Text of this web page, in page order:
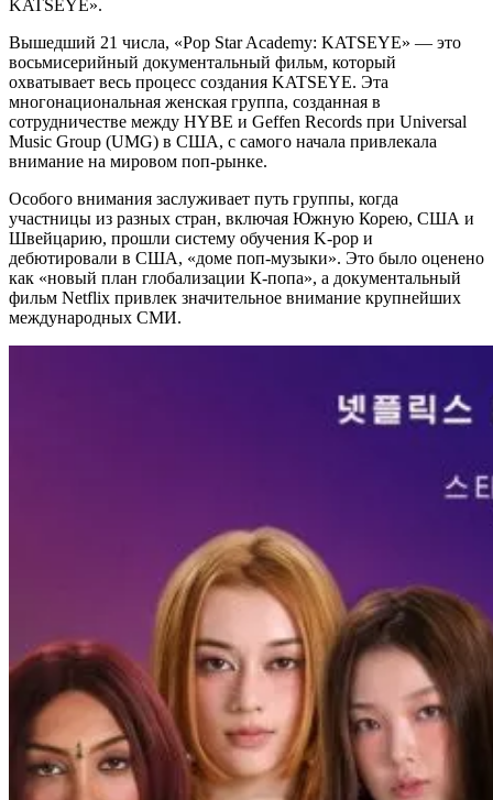
KATSEYE».
Вышедший 21 числа, «Pop Star Academy: KATSEYE» — это
восьмисерийный документальный фильм, который
охватывает весь процесс создания KATSEYE. Эта
многонациональная женская группа, созданная в
сотрудничестве между HYBE и Geffen Records при Universal
Music Group (UMG) в США, с самого начала привлекала
внимание на мировом поп-рынке.
Особого внимания заслуживает путь группы, когда
участницы из разных стран, включая Южную Корею, США и
Швейцарию, прошли систему обучения K-pop и
дебютировали в США, «доме поп-музыки». Это было оценено
как «новый план глобализации К-попа», а документальный
фильм Netflix привлек значительное внимание крупнейших
международных СМИ.